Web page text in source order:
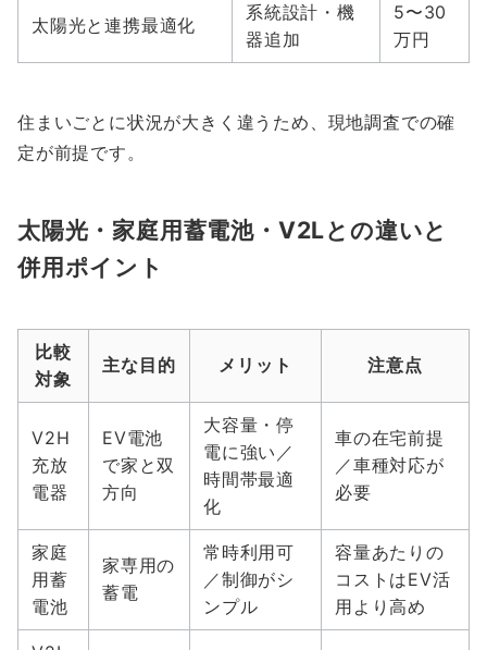
太陽光と連携最適化
系統設計・機
器追加
5〜30
万円
住まいごとに状況が大きく違うため、現地調査での確
定が前提です。
太陽光・家庭用蓄電池・V2Lとの違いと
併用ポイント
比較
対象
主な目的 メリット 注意点
V2H
充放
電器
EV電池
で家と双
方向
大容量・停
電に強い／
時間帯最適
化
車の在宅前提
／車種対応が
必要
家庭
用蓄
電池
家専用の
蓄電
常時利用可
／制御がシ
ンプル
容量あたりの
コストはEV活
用より高め